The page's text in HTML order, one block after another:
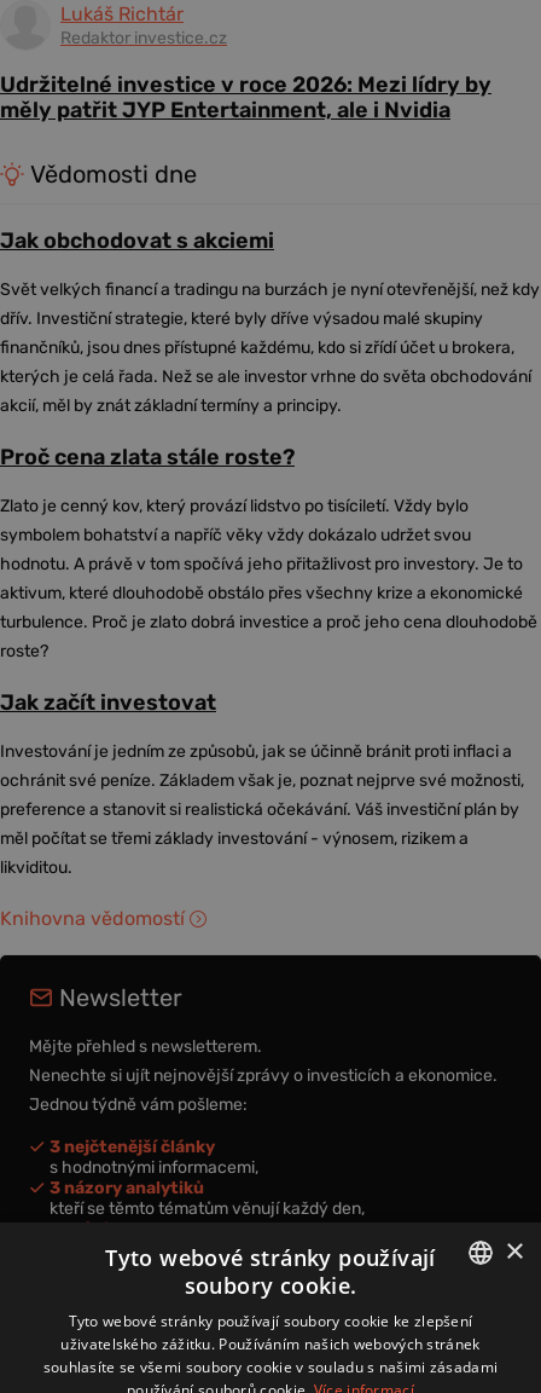
Lukáš Richtár
Redaktor investice.cz
Udržitelné investice v roce 2026: Mezi lídry by
měly patřit JYP Entertainment, ale i Nvidia
Vědomosti dne
Jak obchodovat s akciemi
Svět velkých financí a tradingu na burzách je nyní otevřenější, než kdy
dřív. Investiční strategie, které byly dříve výsadou malé skupiny
finančníků, jsou dnes přístupné každému, kdo si zřídí účet u brokera,
kterých je celá řada. Než se ale investor vrhne do světa obchodování
akcií, měl by znát základní termíny a principy.
Proč cena zlata stále roste?
Zlato je cenný kov, který provází lidstvo po tisíciletí. Vždy bylo
symbolem bohatství a napříč věky vždy dokázalo udržet svou
hodnotu. A právě v tom spočívá jeho přitažlivost pro investory. Je to
aktivum, které dlouhodobě obstálo přes všechny krize a ekonomické
turbulence. Proč je zlato dobrá investice a proč jeho cena dlouhodobě
roste?
Jak začít investovat
Investování je jedním ze způsobů, jak se účinně bránit proti inflaci a
ochránit své peníze. Základem však je, poznat nejprve své možnosti,
preference a stanovit si realistická očekávání. Váš investiční plán by
měl počítat se třemi základy investování - výnosem, rizikem a
likviditou.
Knihovna vědomostí
Newsletter
Mějte přehled s newsletterem.
Nenechte si ujít nejnovější zprávy o investicích a ekonomice.
Jednou týdně vám pošleme:
3 nejčtenější články
s hodnotnými informacemi,
3 názory analytiků
kteří se těmto tématům věnují každý den,
nová videa a podcasty
k prohloubení vašich znalostí.
Přihlášením k newsletteru vyjadřujete svůj souhlas spodmínkami
zpracování osobních údajů.
CZECH
×
Tyto webové stránky používají
soubory cookie.
Tyto webové stránky používají soubory cookie ke zlepšení
uživatelského zážitku. Používáním našich webových stránek
souhlasíte se všemi soubory cookie v souladu s našimi zásadami